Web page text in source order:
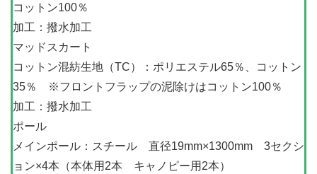
コットン100％
加工：撥水加工
マッドスカート
コットン混紡生地（TC）：ポリエステル65％、コットン
35％ ※フロントフラップの泥除けはコットン100％
加工：撥水加工
ポール
メインポール：スチール 直径19mm×1300mm 3セクシ
ョン×4本（本体用2本 キャノピー用2本）